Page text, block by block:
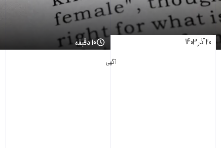
۲۰ آذر ۱۴۰۳ ۱۰ دقیقه
آگهی